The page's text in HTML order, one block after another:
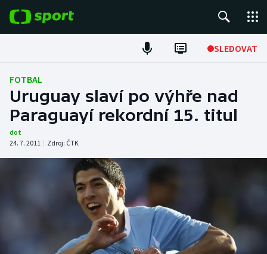
SLEDOVAT
Fotbal
Hokej
Atletika
Americký fotbal
NEPŘEHLÉDNĚTE
FOTBAL
Uruguay slaví po výhře nad
Paraguayí rekordní 15. titul
dot
24. 7. 2011 | Zdroj: ČTK